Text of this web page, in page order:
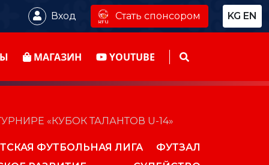
Вход Стать спонсором KG EN
МАГАЗИН YOUTUBE
«КУБОК ТАЛАНТОВ U-14»
ФУТБОЛЬНАЯ ЛИГА
ФУТЗАЛ